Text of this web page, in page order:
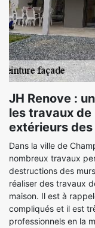
JH Renove :
les travaux
extérieurs
Dans la ville de
nombreux travaux
destructions des
réaliser des travaux
maison. Il est à
compliqués et il est
professionnels en la